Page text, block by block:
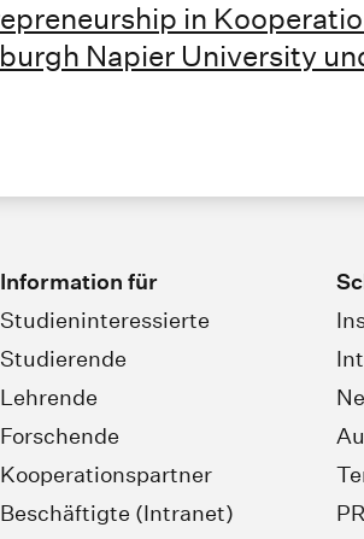
in
Napier University
Information für
Studieninteressierte
Studierende
Lehrende
Forschende
Kooperationspartner
Beschäftigte (Intranet)